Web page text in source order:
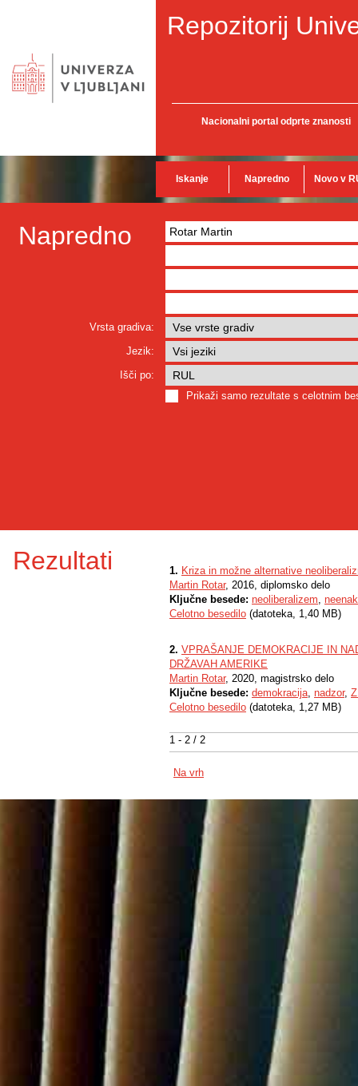
Repozitorij
Nacionalni portal odprte znanosti
Iskanje Napredno Novo v
Napredno
Vrsta gradiva:
Jezik:
Išči po:
Prikaži samo rezultate s celotnim
Rezultati
1 - 2 / 2
1. Kriza in možne alternative
Martin Rotar, 2016, diplomsko delo
Ključne besede: neoliberalizem,
Celotno besedilo (datoteka, 1,40 MB)
2. VPRAŠANJE DEMOKRACIJE IN
DRŽAVAH AMERIKE
Martin Rotar, 2020, magistrsko delo
Ključne besede: demokracija, nadzor,
Celotno besedilo (datoteka, 1,27 MB)
Na vrh